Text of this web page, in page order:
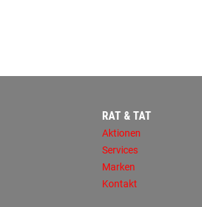
RAT & TAT
Aktionen
Services
Marken
Kontakt